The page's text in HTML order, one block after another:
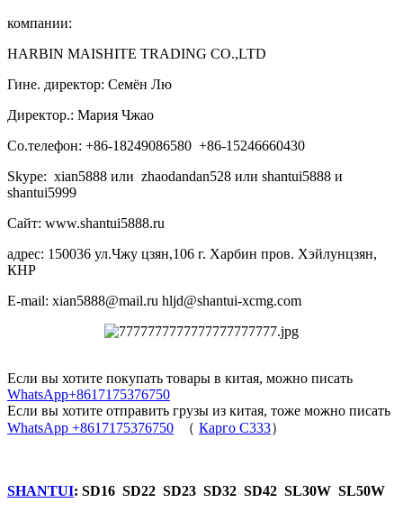
компании:
HARBIN MAISHITE TRADING CO.,LTD
Гине. директор: Семён Лю
Директор.: Мария Чжао
Со.телефон: +86-18249086580 +86-15246660430
Skype: xian5888 или zhaodandan528 или shantui5888 и
shantui5999
Сайт: www.shantui5888.ru
адрес: 150036 ул.Чжу цзян,106 г. Харбин пров. Хэйлунцзян,
КНР
E-mail: xian5888@mail.ru hljd@shantui-xcmg.com
Если вы хотите покупать товары в китая, можно писать
WhatsApp+8617175376750
Если вы хотите отправить грузы из китая, тоже можно писать
WhatsApp +8617175376750 （ Карго C333）
SHANTUI: SD16 SD22 SD23 SD32 SD42 SL30W SL50W